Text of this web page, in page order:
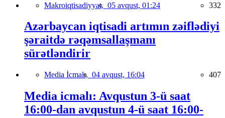
Makroiqtisadiyyat, 05 avqust, 01:24 332
Azərbaycan iqtisadi artımın zəiflədiyi
şəraitdə rəqəmsallaşmanı
sürətləndirir
Media İcmalı, 04 avqust, 16:04 407
Media icmalı: Avqustun 3-ü saat
16:00-dan avqustun 4-ü saat 16:00-